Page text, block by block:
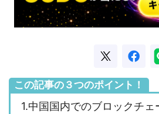
この記事の３つのポイント！
1.中国国内でのブロックチ